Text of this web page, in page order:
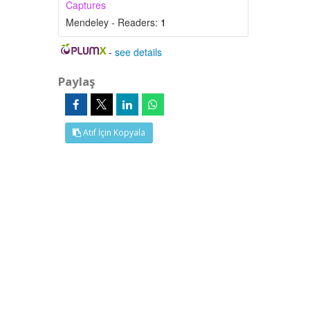
Captures
Mendeley - Readers: 1
-see details
Paylaş
Atıf İçin Kopyala